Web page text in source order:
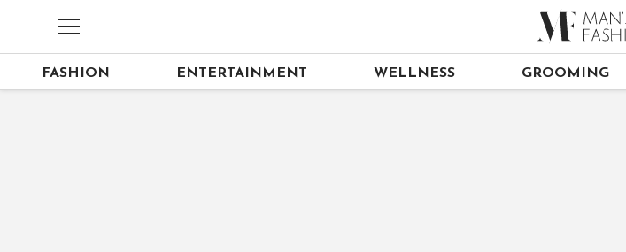
FASHION ENTERTAINMENT WELLNESS GROOMING